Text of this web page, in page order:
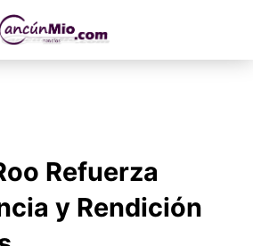
Refuerza
y Rendición